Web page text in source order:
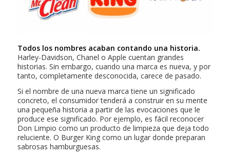
Todos los nombres acaban contando una historia.
Harley-Davidson, Chanel o Apple cuentan grandes
historias. Sin embargo, cuando una marca es nueva, y por
tanto, completamente desconocida, carece de pasado.
Si el nombre de una nueva marca tiene un significado
concreto, el consumidor tenderá a construir en su mente
una pequeña historia a partir de las evocaciones que le
produce ese significado. Por ejemplo, es fácil reconocer
Don Limpio como un producto de limpieza que deja todo
reluciente. O Burger King como un lugar donde preparan
sabrosas hamburguesas.